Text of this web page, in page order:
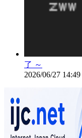
了 ～
2026/06/27 14:49